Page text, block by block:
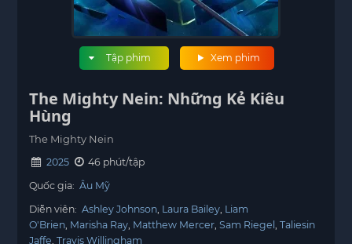
Xem phim
Tập phim
The Mighty Nein: Những Kẻ Kiêu
Hùng
The Mighty Nein
2025
46 phút/tập
Quốc gia: Âu Mỹ
Diễn viên: Ashley Johnson Laura Bailey Liam
O'Brien Marisha Ray Matthew Mercer Sam Riegel Taliesin
Jaffe Travis Willingham